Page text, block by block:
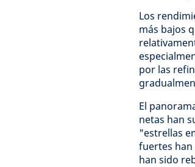
Los
más bajos
por las
El
netas han
"estrellas
fuertes han
han sido